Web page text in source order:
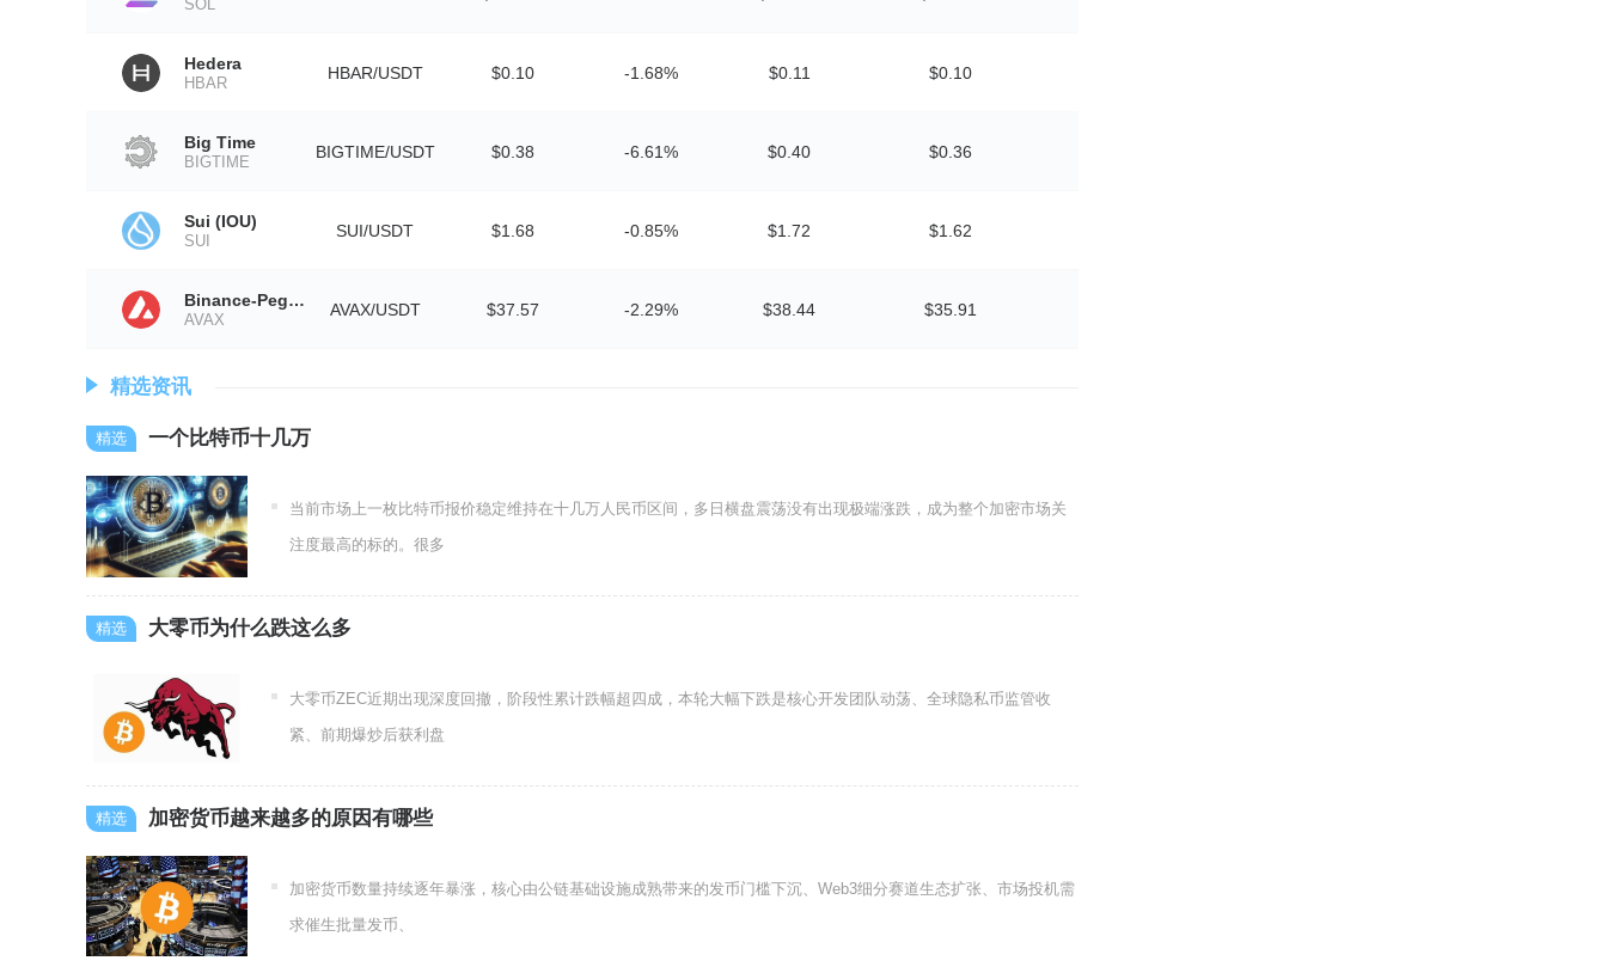
SOL
Hedera
HBAR
HBAR/USDT $0.10 -1.68% $0.11 $0.10
Big Time
BIGTIME
BIGTIME/USDT $0.38 -6.61% $0.40 $0.36
Sui (IOU)
SUI
SUI/USDT $1.68 -0.85% $1.72 $1.62
Binance-Peg Avalanche
AVAX
AVAX/USDT $37.57 -2.29% $38.44 $35.91
精选资讯
一个比特币十几万
当前市场上一枚比特币报价稳定维持在十几万人民币区间，多日横盘震荡没有出现极端涨跌，成为整个加密市场关
注度最高的标的。很多
大零币为什么跌这么多
大零币ZEC近期出现深度回撤，阶段性累计跌幅超四成，本轮大幅下跌是核心开发团队动荡、全球隐私币监管收
紧、前期爆炒后获利盘
加密货币越来越多的原因有哪些
加密货币数量持续逐年暴涨，核心由公链基础设施成熟带来的发币门槛下沉、Web3细分赛道生态扩张、市场投机需
求催生批量发币、